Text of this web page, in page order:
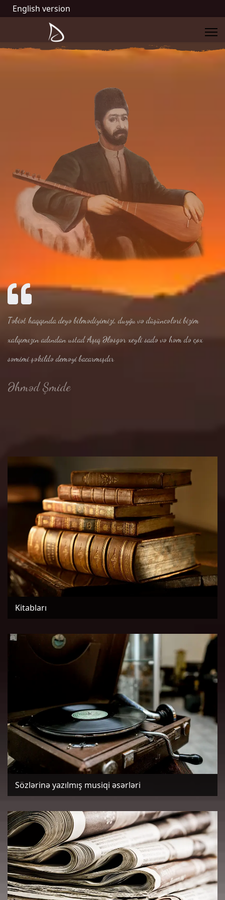
English version
Təbiət haqqında deyə bilmədiyimizi, duyğu və düşüncələri bizim
xalqımızın adından ustad Aşıq Ələsgər xeyli sadə və həm də çox
səmimi şəkildə deməyi bacarmışdır
Əhməd Şmide
Kitabları
Sözlərinə yazılmış musiqi əsərləri